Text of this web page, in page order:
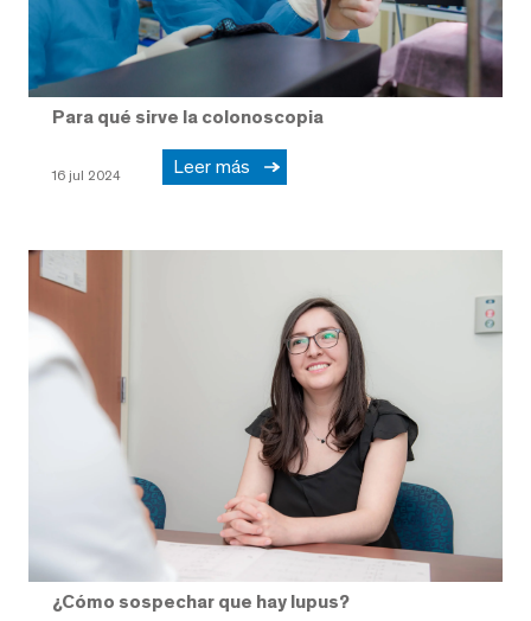
Para qué sirve la colonoscopia
16 jul 2024 Leer más
¿Cómo sospechar que hay lupus?